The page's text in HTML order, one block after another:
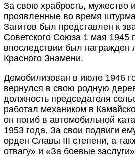
За свою храбрость, мужество
проявленные во время штурма
Загитов был представлен к
Советского Союза 1 мая 1945
впоследствии был
Красного Знамени.
Демобилизован в июле 1946
вернулся в свою родную
должность председателя
работал механиком в
он погиб в автомобильной
1953 года. За свои подвиги
орден Славы III степени, а
отвагу» и «За боевые